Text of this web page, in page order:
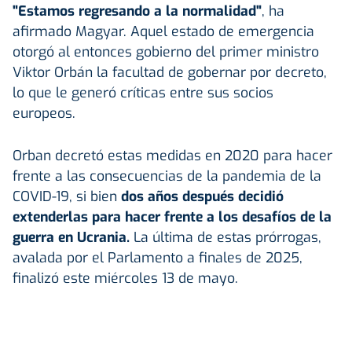
"Estamos regresando a la normalidad", ha
afirmado Magyar. Aquel estado de emergencia
otorgó al entonces gobierno del primer ministro
Viktor Orbán la facultad de gobernar por decreto,
lo que le generó críticas entre sus socios
europeos.
Orban decretó estas medidas en 2020 para hacer
frente a las consecuencias de la pandemia de la
COVID-19, si bien dos años después decidió
extenderlas para hacer frente a los desafíos de la
guerra en Ucrania. La última de estas prórrogas,
avalada por el Parlamento a finales de 2025,
finalizó este miércoles 13 de mayo.